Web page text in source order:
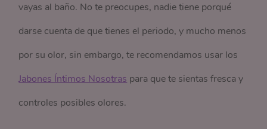
vayas al baño. No te preocupes, nadie tiene porqué
darse cuenta de que tienes el periodo, y mucho menos
por su olor, sin embargo, te recomendamos usar los
Jabones Íntimos Nosotras para que te sientas fresca y
controles posibles olores.